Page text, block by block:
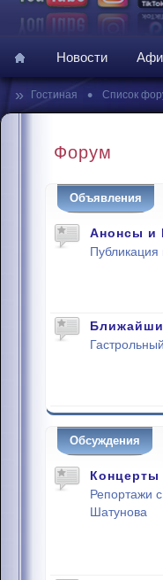
Новости
» Гостиная • Список
Форум
Объявления
Анонсы и
Публикация
Обсуждения
Концерты
Репортажи
Шатунова